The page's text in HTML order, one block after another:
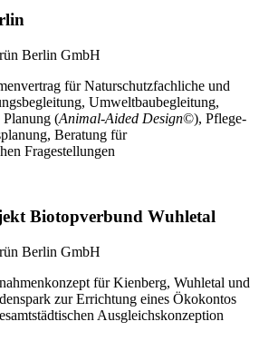
Berlin GmbH
für Naturschutzfachliche und
Umweltbaubegleitung,
Planung (Animal-Aided Design©), Pflege-
Beratung für
Fragestellungen
Biotopverbund Wuhletal
Berlin GmbH
für Kienberg, Wuhletal und
zur Errichtung eines Ökokontos
Ausgleichskonzeption